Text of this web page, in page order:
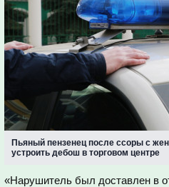
Пьяный пензенец после ссоры с
устроить дебош в торговом центре
«Нарушитель был доставлен в